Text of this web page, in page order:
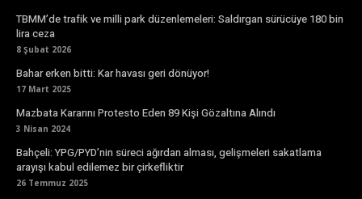
TBMM’de trafik ve milli park düzenlemeleri: Saldırgan sürücüye 180 bin
lira ceza
8 Şubat 2026
Bahar erken bitti: Kar havası geri dönüyor!
17 Mart 2025
Mazbata Kararını Protesto Eden 89 Kişi Gözaltına Alındı
3 Nisan 2024
Bahçeli: YPG/PYD’nin süreci ağırdan alması, gelişmeleri sakatlama
arayışı kabul edilemez bir çirkefliktir
26 Temmuz 2025